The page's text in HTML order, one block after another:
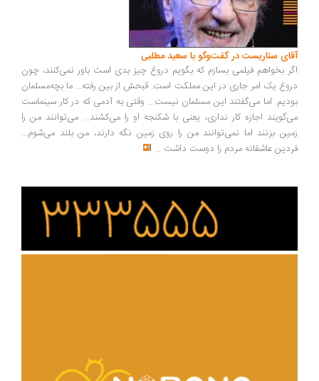
سناریست در گفت‌وگو با سعید مطلبی
بخواهم فیلمی بسازم که بگویم دروغ چیز بدی است باور نمی‌کنند، چون
یک امر جاری در این مملکت است. قبحش از بین رفته... ما بچه‌مسلمان
اما می‌گفتند این مسلمان نیست... وقتی به آدمی که در کار سینماست
اجازه کار نداری، یعنی با شکنجه او را می‌کشند... می‌توانند من را
بزنند اما نمی‌توانند من را روی زمین نگه دارند، من بلند می‌شوم...
عاشقانه مردم را دوست داشت ...